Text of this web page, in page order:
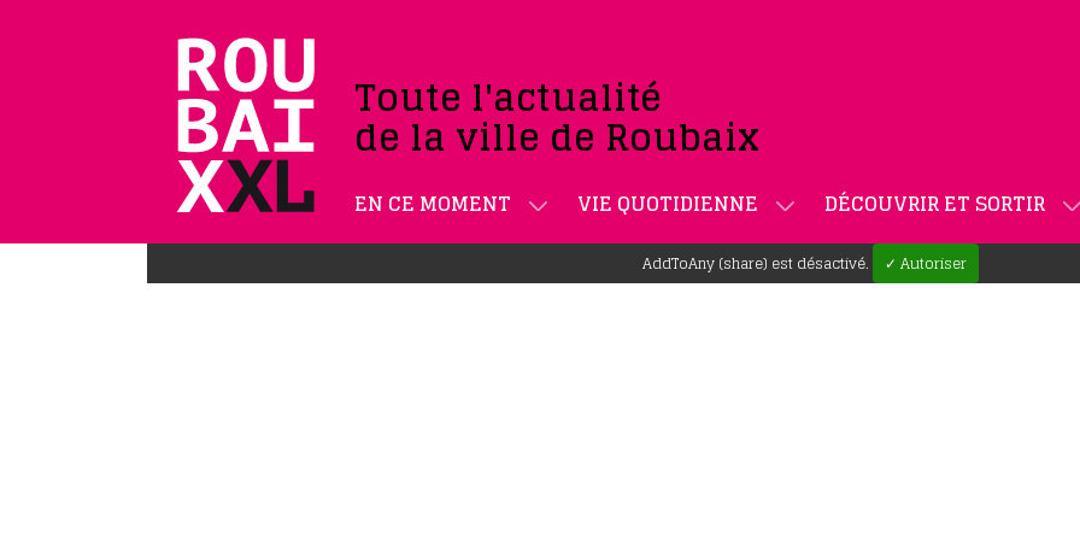
Toute l'actualité
de la ville de Roubaix
EN CE MOMENT VIE QUOTIDIENNE DÉCOUVRIR ET SORTIR
AddToAny (share) est désactivé. ✓ Autoriser